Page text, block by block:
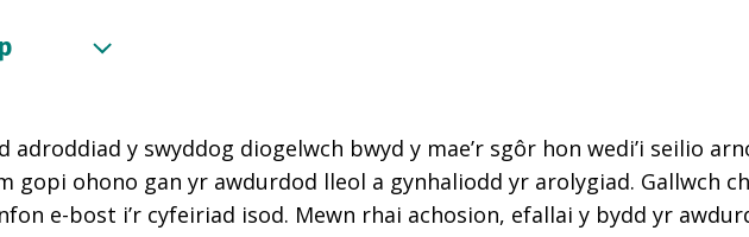
adroddiad y swyddog diogelwch bwyd y mae’r sgôr hon wedi’i seilio
gopi ohono gan yr awdurdod lleol a gynhaliodd yr arolygiad. Gallwch
e-bost i’r cyfeiriad isod. Mewn rhai achosion, efallai y bydd yr